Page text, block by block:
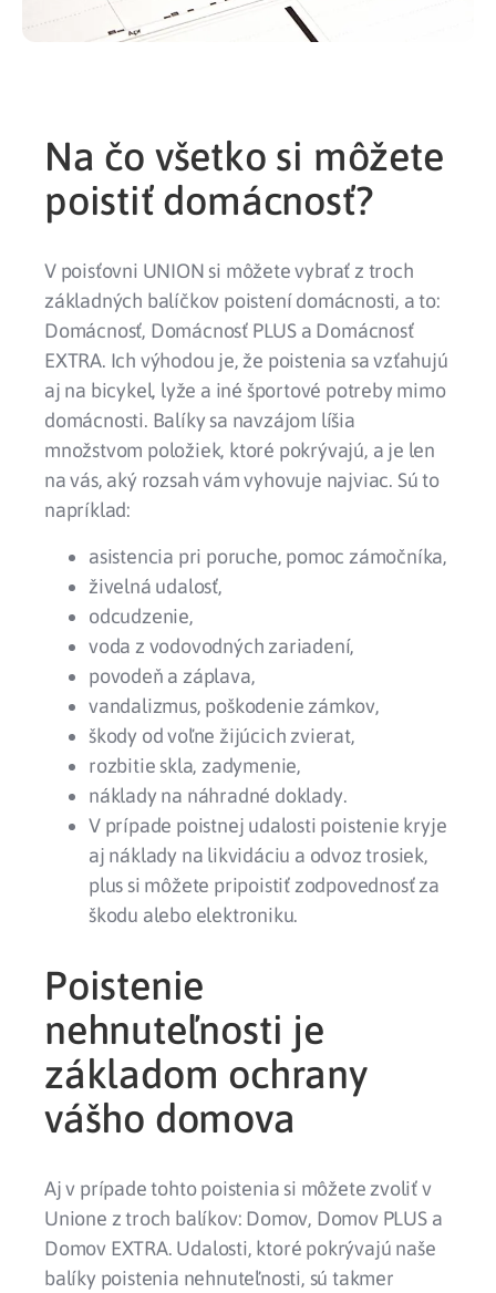
Na čo všetko si môžete
poistiť domácnosť?
V poisťovni UNION si môžete vybrať z troch
základných balíčkov poistení domácnosti, a to:
Domácnosť, Domácnosť PLUS a Domácnosť
EXTRA. Ich výhodou je, že poistenia sa vzťahujú
aj na bicykel, lyže a iné športové potreby mimo
domácnosti. Balíky sa navzájom líšia
množstvom položiek, ktoré pokrývajú, a je len
na vás, aký rozsah vám vyhovuje najviac. Sú to
napríklad:
asistencia pri poruche, pomoc zámočníka,
živelná udalosť,
odcudzenie,
voda z vodovodných zariadení,
povodeň a záplava,
vandalizmus, poškodenie zámkov,
škody od voľne žijúcich zvierat,
rozbitie skla, zadymenie,
náklady na náhradné doklady.
V prípade poistnej udalosti poistenie kryje
aj náklady na likvidáciu a odvoz trosiek,
plus si môžete pripoistiť zodpovednosť za
škodu alebo elektroniku.
Poistenie
nehnuteľnosti je
základom ochrany
vášho domova
Aj v prípade tohto poistenia si môžete zvoliť v
Unione z troch balíkov: Domov, Domov PLUS a
Domov EXTRA. Udalosti, ktoré pokrývajú naše
balíky poistenia nehnuteľnosti, sú takmer